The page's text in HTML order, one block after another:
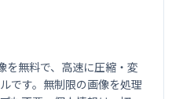
無料で、高速に圧縮・変
です。無制限の画像を処理